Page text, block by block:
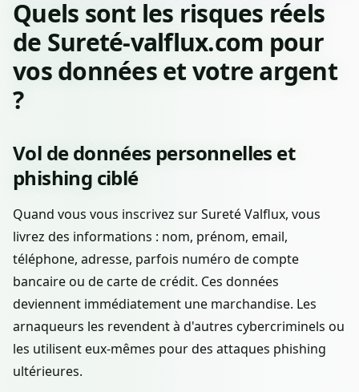
Quels sont les risques réels
de Sureté-valflux.com pour
vos données et votre argent
?
Vol de données personnelles et
phishing ciblé
Quand vous vous inscrivez sur Sureté Valflux, vous
livrez des informations : nom, prénom, email,
téléphone, adresse, parfois numéro de compte
bancaire ou de carte de crédit. Ces données
deviennent immédiatement une marchandise. Les
arnaqueurs les revendent à d'autres cybercriminels ou
les utilisent eux-mêmes pour des attaques phishing
ultérieures.